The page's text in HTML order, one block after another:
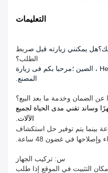
التعليمات
يمكنني زيارته قبل صربط
الطلب؟
يقع مصنعنا في Hefei ، Anhui ، الصين ؛مرحبا بكم فى زيارة
المصنع.
الضمان وخدمة ما بعد البيع؟
نقدم ضمان لمدة 12 شهرًا وساند تقني مدى الحياة لجميع
الآلات.
بينما يتم توفير حل استكشاف
وإصلاحها في غضون 48 ساعة.
س: تركيب الجهاز
التثبيت في الموقع إذا طلب